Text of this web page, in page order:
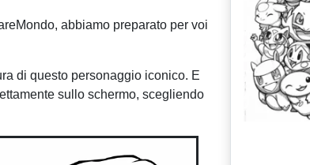
abbiamo preparato per voi
di questo personaggio iconico. E
sullo schermo, scegliendo